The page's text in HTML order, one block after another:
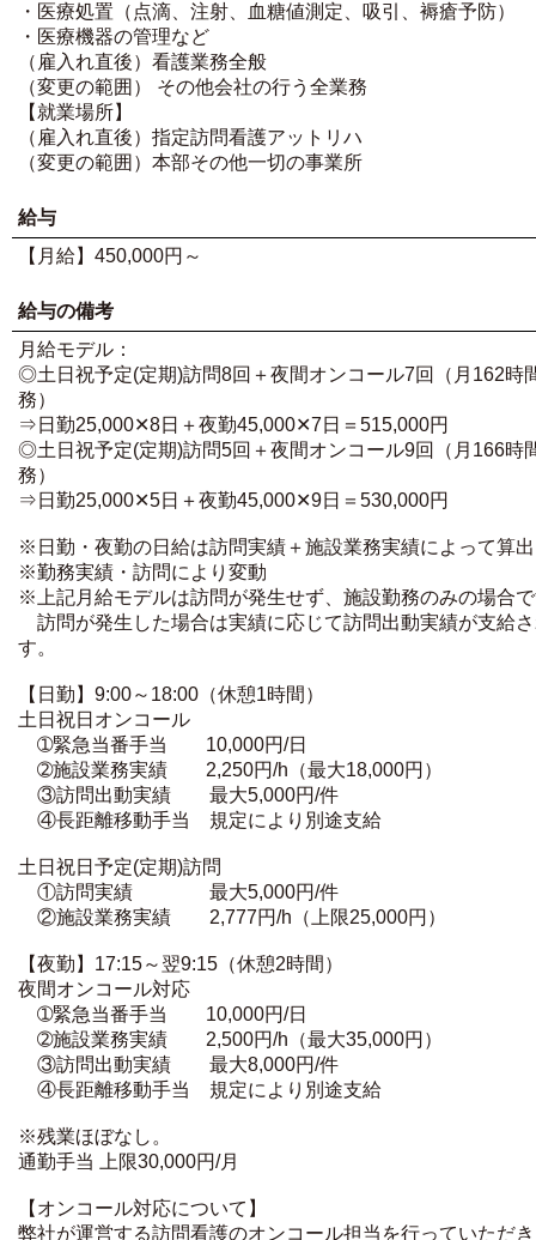
・医療処置（点滴、注射、血糖値測定、吸引、褥瘡予防）
・医療機器の管理など
（雇入れ直後）看護業務全般
（変更の範囲） その他会社の行う全業務
【就業場所】
（雇入れ直後）指定訪問看護アットリハ
（変更の範囲）本部その他一切の事業所
給与
【月給】450,000円～
給与の備考
月給モデル：
◎土日祝予定(定期)訪問8回＋夜間オンコール7回（月162時
務）
⇒日勤25,000✕8日＋夜勤45,000✕7日＝515,000円
◎土日祝予定(定期)訪問5回＋夜間オンコール9回（月166時
務）
⇒日勤25,000✕5日＋夜勤45,000✕9日＝530,000円
※日勤・夜勤の日給は訪問実績＋施設業務実績によって算出
※勤務実績・訪問により変動
※上記月給モデルは訪問が発生せず、施設勤務のみの場合
訪問が発生した場合は実績に応じて訪問出動実績が支給
す。
【日勤】9:00～18:00（休憩1時間）
土日祝日オンコール
➀緊急当番手当 10,000円/日
➁施設業務実績 2,250円/h（最大18,000円）
③訪問出動実績 最大5,000円/件
④長距離移動手当 規定により別途支給
土日祝日予定(定期)訪問
①訪問実績 最大5,000円/件
②施設業務実績 2,777円/h（上限25,000円）
【夜勤】17:15～翌9:15（休憩2時間）
夜間オンコール対応
➀緊急当番手当 10,000円/日
➁施設業務実績 2,500円/h（最大35,000円）
③訪問出動実績 最大8,000円/件
④長距離移動手当 規定により別途支給
※残業ほぼなし。
通勤手当 上限30,000円/月
【オンコール対応について】
弊社が運営する訪問看護のオンコール担当を行っていただ